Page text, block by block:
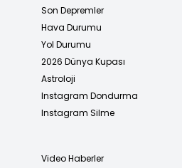
Son Depremler
Hava Durumu
Yol Durumu
2026 Dünya Kupası
Astroloji
Instagram Dondurma
Instagram Silme
Video Haberler